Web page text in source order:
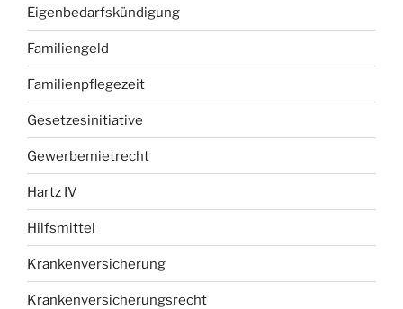
Eigenbedarfskündigung
Familiengeld
Familienpflegezeit
Gesetzesinitiative
Gewerbemietrecht
Hartz IV
Hilfsmittel
Krankenversicherung
Krankenversicherungsrecht